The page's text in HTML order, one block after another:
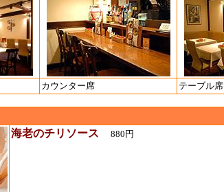
カウンター席 テーブル席
海老のチリソース
880円